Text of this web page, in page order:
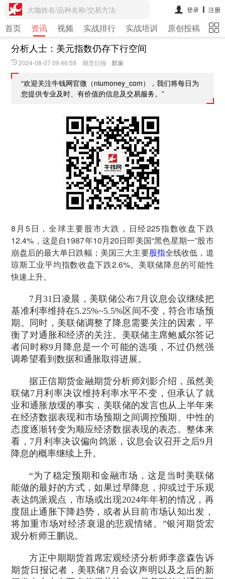
大咖姓名/品种名称/交易方法 登录 注册
首页 资讯 视频 实战排行 实战培训 原创投稿 期
分析人士：美元指数仍存下行空间
2024-08-07 09:46:59 期货日报 郑泉
“欢迎关注牛钱网官微（niumoney_com），我们将每日为
您提供专业及时、有价值的信息及交易服务。”
8月5日，全球主要股市大跌，日经225指数收盘下跌
12.4%，这是自1987年10月20日即美国“黑色星期一”股市
崩盘后的最大单日跌幅；美国三大主要股指全线收低，道
琼斯工业平均指数收盘下跌2.6%。美联储降息的可能性
快速上升。
7月31日凌晨，美联储公布7月议息会议继续把
基准利率维持在5.25%~5.5%区间不变，符合市场预
期。同时，美联储调整了降息需要关注的因素，平
衡了对通胀和经济的关注。美联储主席鲍威尔答记
者问时称9月降息是一个可能的选项，不过仍然强
调希望看到数据和通胀取得进展。
据正信期货金融期货分析师刘影介绍，虽然美
联储7月利率决议维持利率水平不变，但承认了就
业和通胀放缓的事实，美联储的发言也从上半年来
在经济数据表现和市场预期之间调控预期、中性的
态度逐渐转变为顺应经济数据表现的表态。整体来
看，7月利率决议偏向鸽派，议息会议召开之后9月
降息的概率继续上升。
“为了稳定预期和金融市场，这是当时美联储
能做的最好的方式，如果过早降息，抑或过于乐观
表达鸽派观点，市场或出现2024年年初的情况，再
度阻止通胀下降趋势，或者从目前市场认知出发，
将加重市场对经济衰退的悲观情绪。”银河期货宏
观分析师王鹏说。
方正中期期货首席宏观经济分析师李彦森告诉
期货日报记者，美联储7月会议声明以及之后的新